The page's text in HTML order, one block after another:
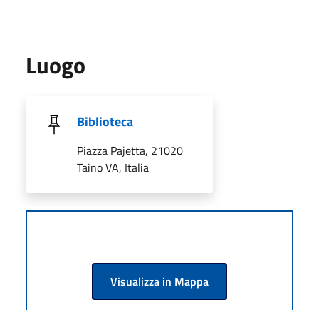
Luogo
Biblioteca
Piazza Pajetta, 21020
Taino VA, Italia
Visualizza in Mappa